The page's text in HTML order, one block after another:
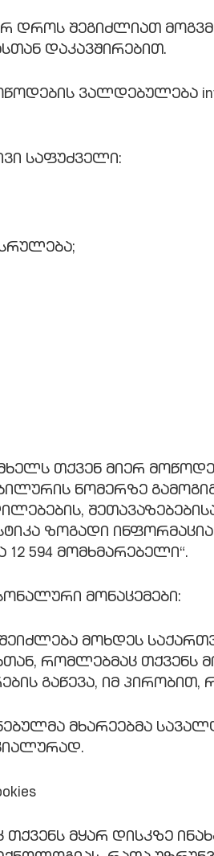
დროს შეგიძლიათ
დაკავშირებით.
ვალდებულება
საფუძველი:
თქვენ მიერ
ნომერზე
ზოგადი
594 მომხმარებელი“.
მონაცემები:
მოხდეს
რომლებმაც
გაწევა, იმ პირობით,
მხარეებმა
მყარ დისკზე